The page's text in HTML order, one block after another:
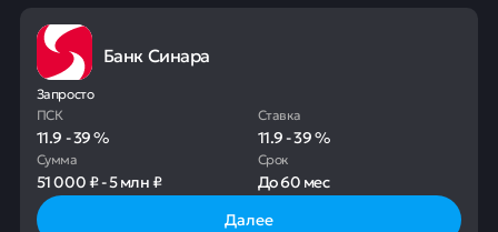
Банк Синара
Запросто
ПСК
11.9-39%
Ставка
11.9-39%
Сумма
51 000 ₽-5 млн ₽
Срок
До60 мес
Далее